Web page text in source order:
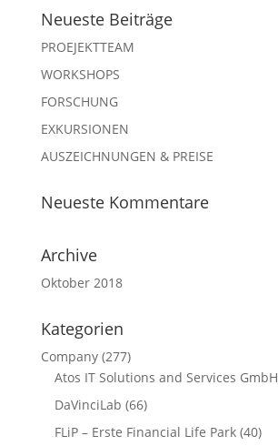
Neueste Beiträge
PROEJEKTTEAM
WORKSHOPS
FORSCHUNG
EXKURSIONEN
AUSZEICHNUNGEN & PREISE
Neueste Kommentare
Archive
Oktober 2018
Kategorien
Company(277)
Atos IT Solutions and Services GmbH
DaVinciLab (66)
FLiP – Erste Financial Life Park(40)